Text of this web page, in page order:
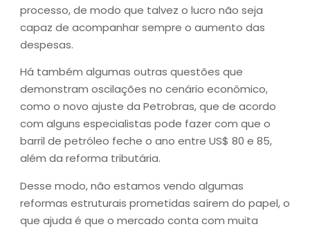
processo, de modo que talvez o lucro não seja
capaz de acompanhar sempre o aumento das
despesas.
Há também algumas outras questões que
demonstram oscilações no cenário econômico,
como o novo ajuste da Petrobras, que de acordo
com alguns especialistas pode fazer com que o
barril de petróleo feche o ano entre US$ 80 e 85,
além da reforma tributária.
Desse modo, não estamos vendo algumas
reformas estruturais prometidas saírem do papel, o
que ajuda é que o mercado conta com muita